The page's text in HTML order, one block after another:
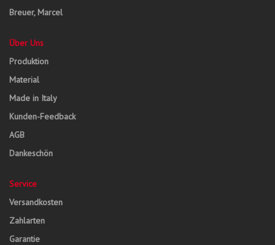
Breuer, Marcel
Über Uns
Produktion
Material
Made in Italy
Kunden-Feedback
AGB
Dankeschön
Service
Versandkosten
Zahlarten
Garantie